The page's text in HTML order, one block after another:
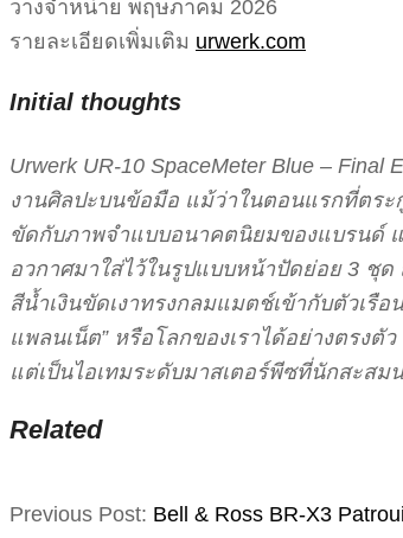
วางจำหน่าย พฤษภาคม 2026
รายละเอียดเพิ่มเติม urwerk.com
Initial thoughts
Urwerk UR-10 SpaceMeter Blue –
งานศิลปะบนข้อมือ แม้ว่าในตอนแรกที่ตร
ขัดกับภาพจำแบบอนาคตนิยมของแบรนด์
อวกาศมาใส่ไว้ในรูปแบบหน้าปัดย่อย 3 ชุด
สีน้ำเงินขัดเงาทรงกลมแมตช์เข้ากับตัวเรื
แพลนเน็ต” หรือโลกของเราได้อย่างตรงตั
แต่เป็นไอเทมระดับมาสเตอร์พีซที่นักสะส
Related
2026-
Previous Post: Bell & Ross BR-X3